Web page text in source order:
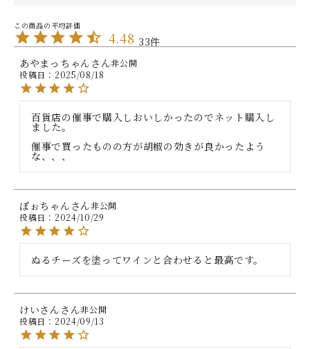
4.48 33
あやまっちゃん
非公開
投稿日
2025/08/18
百貨店の催事で購入しおいしかったのでネット購入し
ました。
催事で買ったものの方が胡椒の効きが良かったよう
な、、、
ぽぉちゃん
非公開
投稿日
2024/10/29
ぬるチーズを塗ってワインと合わせると最高です。
けいさん
非公開
投稿日
2024/09/13